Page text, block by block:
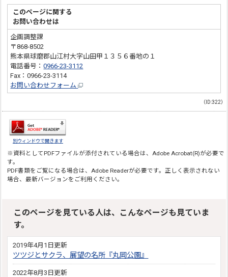
このページに関する
お問い合わせは
企画調整課
〒868-8502
熊本県球磨郡山江村大字山田甲１３５６番地の１
電話番号：0966-23-3112
Fax：0966-23-3114
お問い合わせフォーム
（ID:322）
別ウィンドウで開きます
※資料としてPDFファイルが添付されている場合は、 Adobe Acrobat(R)が必要で
す。
PDF書類をご覧になる場合は、 Adobe Readerが必要です。正しく表示されない
場合、最新バージョンをご利用ください。
このページを見ている人は、こんなページも見ていま
す。
2019年4月1日更新
ツツジとサクラ、展望の名所『丸岡公園』
2022年8月3日更新